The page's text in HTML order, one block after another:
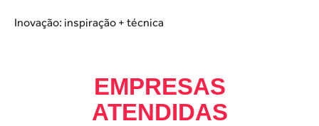
Inovação: inspiração + técnica
EMPRESAS
ATENDIDAS